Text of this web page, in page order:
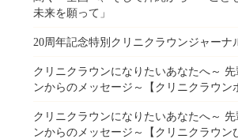
未来を願って」
20周年記念特別クリニクラウンジャーナ
クリニクラウンになりたいあなたへ～
ンからのメッセージ～【クリニクラウン
クリニクラウンになりたいあなたへ～
ンからのメッセージ～【クリニクラウン